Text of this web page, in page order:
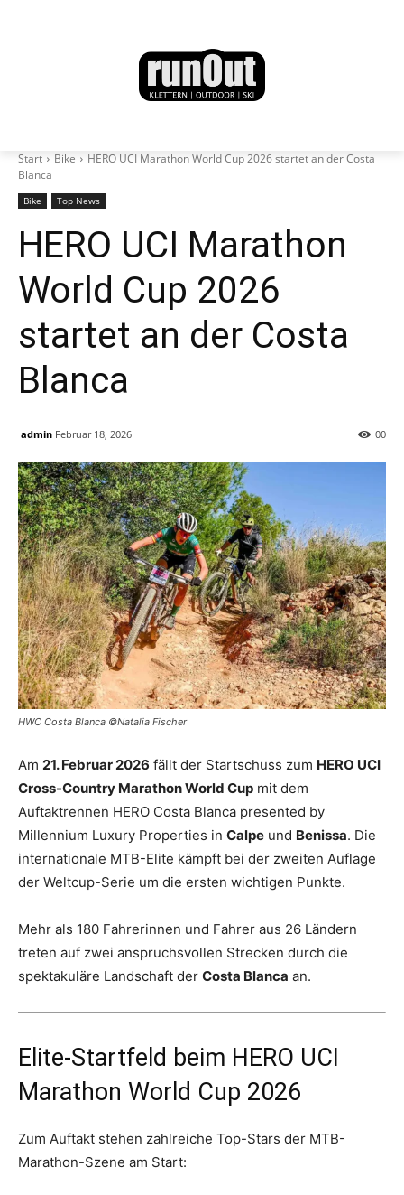
Start Bike
HERO UCI Marathon World Cup 2026 startet an der Costa
Blanca
Bike Top News
HERO UCI Marathon
World Cup 2026
startet an der Costa
Blanca
admin Februar 18, 2026 0
0
HWC Costa Blanca ©Natalia Fischer
Am 21. Februar 2026 fällt der Startschuss zum HERO UCI
Cross-Country Marathon World Cup mit dem
Auftaktrennen HERO Costa Blanca presented by
Millennium Luxury Properties in Calpe und Benissa. Die
internationale MTB-Elite kämpft bei der zweiten Auflage
der Weltcup-Serie um die ersten wichtigen Punkte.
Mehr als 180 Fahrerinnen und Fahrer aus 26 Ländern
treten auf zwei anspruchsvollen Strecken durch die
spektakuläre Landschaft der Costa Blanca an.
Elite-Startfeld beim HERO UCI
Marathon World Cup 2026
Zum Auftakt stehen zahlreiche Top-Stars der MTB-
Marathon-Szene am Start: